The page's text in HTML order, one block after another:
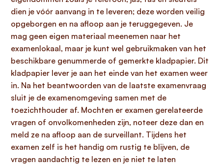
dien je vóór aanvang in te leveren; deze worden veilig
opgeborgen en na afloop aan je teruggegeven. Je
mag geen eigen materiaal meenemen naar het
examenlokaal, maar je kunt wel gebruikmaken van het
beschikbare genummerde of gemerkte kladpapier. Dit
kladpapier lever je aan het einde van het examen weer
in. Na het beantwoorden van de laatste examenvraag
sluit je de examenomgeving samen met de
toezichthouder af. Mochten er examen gerelateerde
vragen of onvolkomenheden zijn, noteer deze dan en
meld ze na afloop aan de surveillant. Tijdens het
examen zelf is het handig om rustig te blijven, de
vragen aandachtig te lezen en je niet te laten